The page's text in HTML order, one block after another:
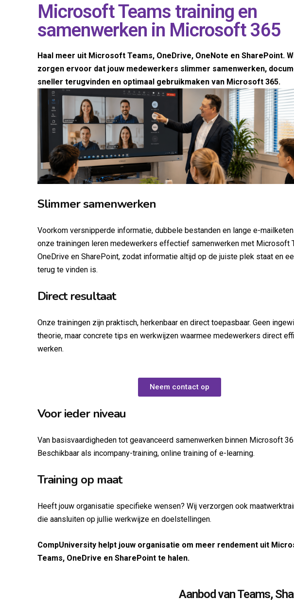
Microsoft Teams training en
samenwerken in Microsoft 365
Haal meer uit Microsoft Teams, OneDrive, OneNote en SharePoint.
zorgen ervoor dat jouw medewerkers slimmer samenwerken,
sneller terugvinden en optimaal gebruikmaken van Microsoft 365.
Slimmer samenwerken
Voorkom versnipperde informatie, dubbele bestanden en lange e-
onze trainingen leren medewerkers effectief samenwerken met Microsoft
OneDrive en SharePoint, zodat informatie altijd op de juiste plek staat en
terug te vinden is.
Direct resultaat
Onze trainingen zijn praktisch, herkenbaar en direct toepasbaar. Geen
theorie, maar concrete tips en werkwijzen waarmee medewerkers direct
werken.
Neem contact op
Voor ieder niveau
Van basisvaardigheden tot geavanceerd samenwerken binnen Microsoft
Beschikbaar als incompany-training, online training of e-learning.
Training op maat
Heeft jouw organisatie specifieke wensen? Wij verzorgen ook
die aansluiten op jullie werkwijze en doelstellingen.
CompUniversity helpt jouw organisatie om meer rendement uit
Teams, OneDrive en SharePoint te halen.
Aanbod van Teams,